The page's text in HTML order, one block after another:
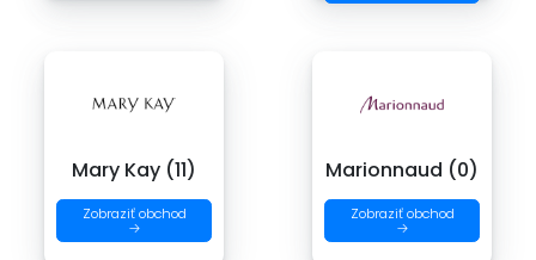
Mary Kay (11)
Zobraziť obchod
→
Marionnaud (0)
Zobraziť obchod
→